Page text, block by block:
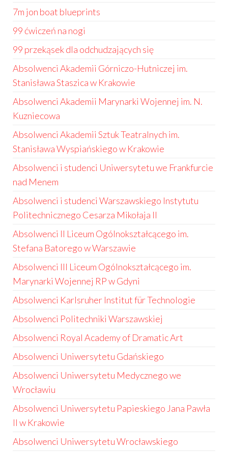
7m jon boat blueprints
99 ćwiczeń na nogi
99 przekąsek dla odchudzających się
Absolwenci Akademii Górniczo-Hutniczej im.
Stanisława Staszica w Krakowie
Absolwenci Akademii Marynarki Wojennej im. N.
Kuzniecowa
Absolwenci Akademii Sztuk Teatralnych im.
Stanisława Wyspiańskiego w Krakowie
Absolwenci i studenci Uniwersytetu we Frankfurcie
nad Menem
Absolwenci i studenci Warszawskiego Instytutu
Politechnicznego Cesarza Mikołaja II
Absolwenci II Liceum Ogólnokształcącego im.
Stefana Batorego w Warszawie
Absolwenci III Liceum Ogólnokształcącego im.
Marynarki Wojennej RP w Gdyni
Absolwenci Karlsruher Institut für Technologie
Absolwenci Politechniki Warszawskiej
Absolwenci Royal Academy of Dramatic Art
Absolwenci Uniwersytetu Gdańskiego
Absolwenci Uniwersytetu Medycznego we
Wrocławiu
Absolwenci Uniwersytetu Papieskiego Jana Pawła
II w Krakowie
Absolwenci Uniwersytetu Wrocławskiego